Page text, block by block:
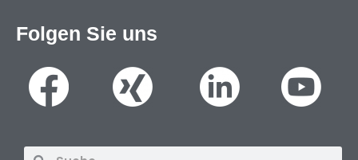
Folgen Sie uns